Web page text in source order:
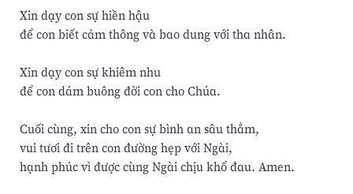
Xin dạy con sự hiền hậu
để con biết cảm thông và bao dung với tha nhân.
Xin dạy con sự khiêm nhu
để con dám buông đời con cho Chúa.
Cuối cùng, xin cho con sự bình an sâu thẳm,
vui tươi đi trên con đường hẹp với Ngài,
hạnh phúc vì được cùng Ngài chịu khổ đau. Amen.